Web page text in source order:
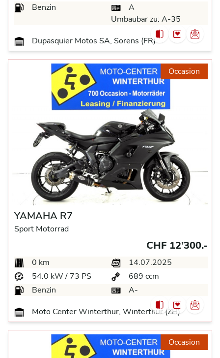
Benzin
A
Umbaubar zu: A-35
Dupasquier Motos SA, Sorens (FR)
Occasion
YAMAHA R7
Sport Motorrad
CHF 12’300.-
0 km
14.07.2025
54.0 kW / 73 PS
689 ccm
Benzin
A-
Moto Center Winterthur, Winterthur (ZH)
Occasion